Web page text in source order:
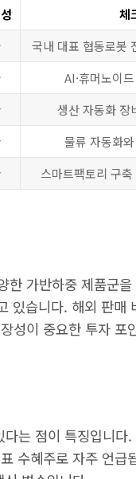
체
국내 대표 협동로봇
AI·휴머노이
생산 자동화 장
물류 자동화
스마트팩토리 구
가반하중 제품군
있습니다. 해외 판매
성이 중요한 투자 포
는 점이 특징입니다
수혜주로 자주 언급